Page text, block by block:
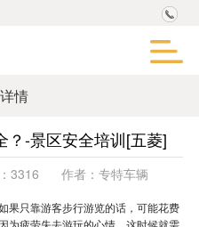
情
？-景区安全培训[五菱]
3316 作者： 专特车辆
果只靠游客步行游览的话，可能花费